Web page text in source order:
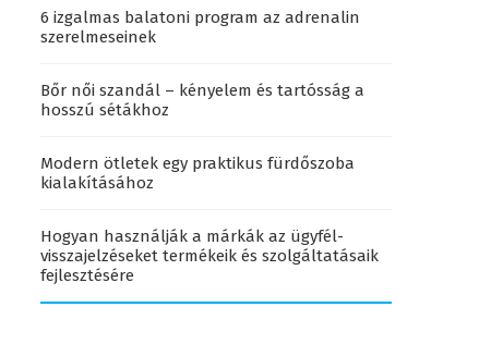
6 izgalmas balatoni program az adrenalin
szerelmeseinek
Bőr női szandál – kényelem és tartósság a
hosszú sétákhoz
Modern ötletek egy praktikus fürdőszoba
kialakításához
Hogyan használják a márkák az ügyfél-
visszajelzéseket termékeik és szolgáltatásaik
fejlesztésére